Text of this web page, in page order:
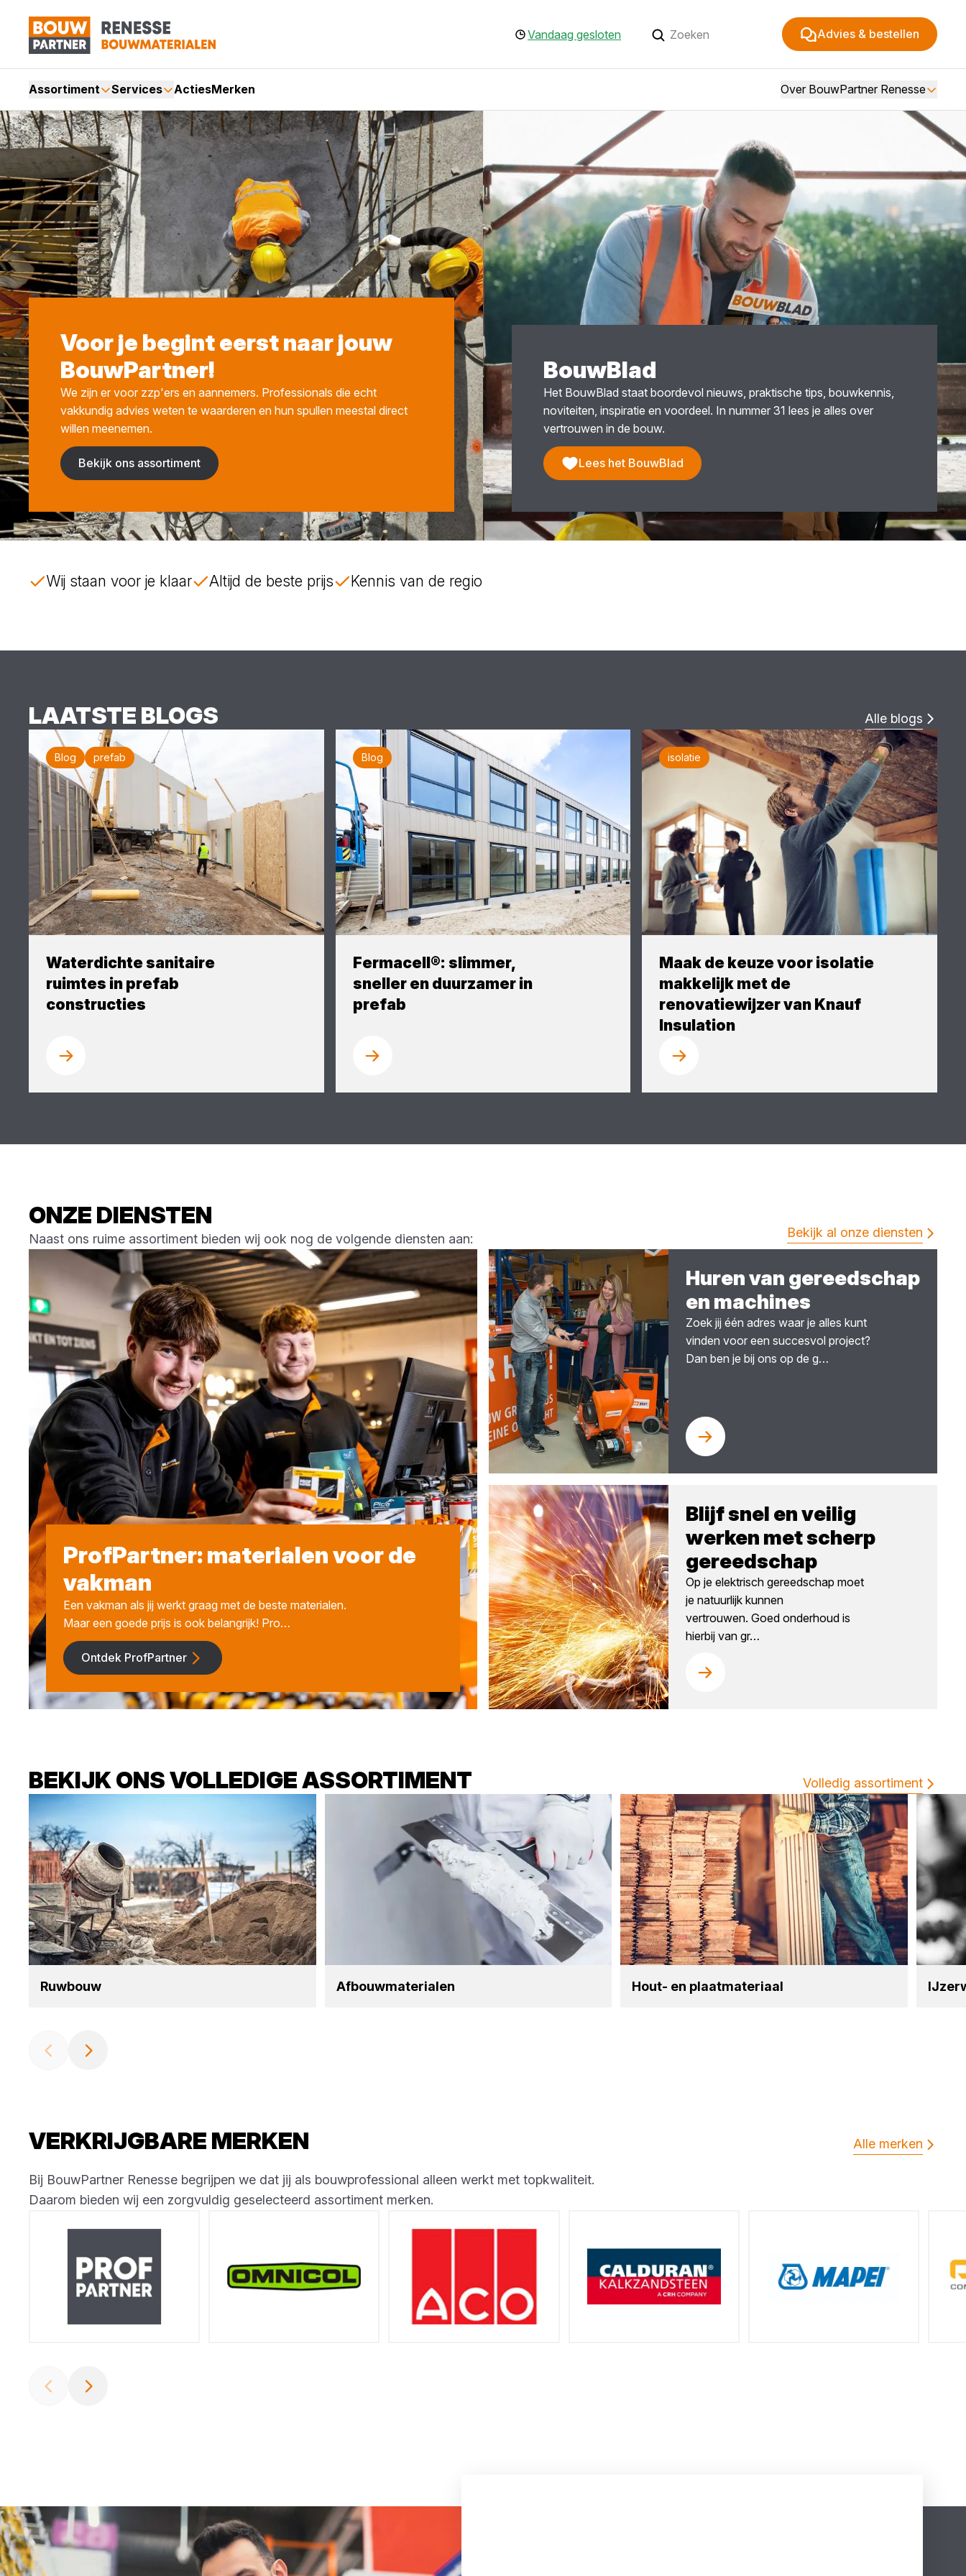
Vandaag gesloten Advies & bestellen
Assortiment Services ActiesMerken Over BouwPartner Renesse
Voor je begint eerst naar jouw
BouwPartner!
We zijn er voor zzp'ers en aannemers. Professionals die echt
vakkundig advies weten te waarderen en hun spullen meestal direct
willen meenemen.
Bekijk ons assortiment
BouwBlad
Het BouwBlad staat boordevol nieuws, praktische tips, bouwkennis,
noviteiten, inspiratie en voordeel. In nummer 31 lees je alles over
vertrouwen in de bouw.
Lees het BouwBlad
Wij staan voor je klaar Altijd de beste prijs Kennis van de regio
LAATSTE BLOGS Alle blogs
Blog prefab
Waterdichte sanitaire
ruimtes in prefab
constructies
Blog
Fermacell®: slimmer,
sneller en duurzamer in
prefab
isolatie
Maak de keuze voor isolatie
makkelijk met de
renovatiewijzer van Knauf
Insulation
ONZE DIENSTEN
Naast ons ruime assortiment bieden wij ook nog de volgende diensten aan: Bekijk al onze diensten
ProfPartner: materialen voor de
vakman
Een vakman als jij werkt graag met de beste materialen.
Maar een goede prijs is ook belangrijk! Pro…
Ontdek ProfPartner
Huren van gereedschap
en machines
Zoek jij één adres waar je alles kunt
vinden voor een succesvol project?
Dan ben je bij ons op de g…
Blijf snel en veilig
werken met scherp
gereedschap
Op je elektrisch gereedschap moet
je natuurlijk kunnen
vertrouwen. Goed onderhoud is
hierbij van gr…
BEKIJK ONS VOLLEDIGE ASSORTIMENT Volledig assortiment
Ruw­bouw Afbouw­ma­te­ri­a­len Hout- en plaat­ma­te­ri­aal
VERKRIJGBARE MERKEN Alle merken
Bij BouwPartner Renesse begrijpen we dat jij als bouwprofessional alleen werkt met topkwaliteit.
Daarom bieden wij een zorgvuldig geselecteerd assortiment merken.